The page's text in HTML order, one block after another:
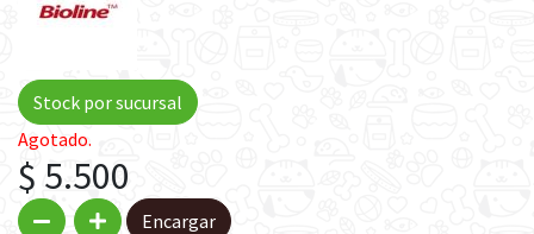
Stock por sucursal
Agotado.
$ 5.500
Encargar